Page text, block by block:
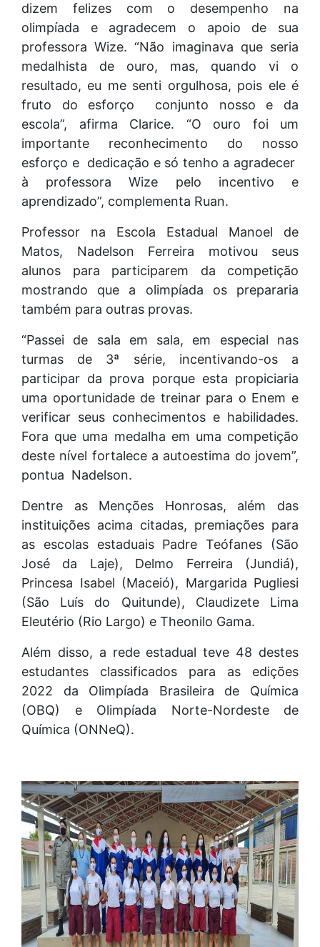
dizem felizes com o desempenho na
olimpíada e agradecem o apoio de sua
professora Wize. “Não imaginava que seria
medalhista de ouro, mas, quando vi o
resultado, eu me senti orgulhosa, pois ele é
fruto do esforço conjunto nosso e da
escola”, afirma Clarice. “O ouro foi um
importante reconhecimento do nosso
esforço e dedicação e só tenho a agradecer
à professora Wize pelo incentivo e
aprendizado”, complementa Ruan.
Professor na Escola Estadual Manoel de
Matos, Nadelson Ferreira motivou seus
alunos para participarem da competição
mostrando que a olimpíada os prepararia
também para outras provas.
“Passei de sala em sala, em especial nas
turmas de 3ª série, incentivando-os a
participar da prova porque esta propiciaria
uma oportunidade de treinar para o Enem e
verificar seus conhecimentos e habilidades.
Fora que uma medalha em uma competição
deste nível fortalece a autoestima do jovem”,
pontua Nadelson.
Dentre as Menções Honrosas, além das
instituições acima citadas, premiações para
as escolas estaduais Padre Teófanes (São
José da Laje), Delmo Ferreira (Jundiá),
Princesa Isabel (Maceió), Margarida Pugliesi
(São Luís do Quitunde), Claudizete Lima
Eleutério (Rio Largo) e Theonilo Gama.
Além disso, a rede estadual teve 48 destes
estudantes classificados para as edições
2022 da Olimpíada Brasileira de Química
(OBQ) e Olimpíada Norte-Nordeste de
Química (ONNeQ).